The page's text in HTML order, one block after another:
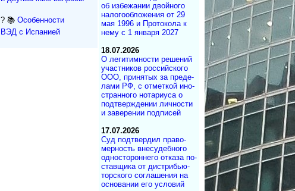
? 📚 Особенности
ВЭД с Испанией
об из­бе­жа­нии двой­но­го
на­ло­го­об­ло­же­ния от 29
мая 1996 и Про­то­ко­ла к
нему с 1 ян­ва­ря 2027
18.07.2026
О легитимности ре­ше­ний
участ­ни­ков рос­сий­ско­го
ООО, при­ня­тых за пре­де­
ла­ми РФ, с от­мет­кой ино­
ст­ран­но­го но­та­ри­у­са о
под­т­вер­ж­де­нии лич­но­с­ти
и за­ве­ре­нии под­писей
17.07.2026
Суд под­твер­дил пра­во­
мер­ность вне­су­деб­ного
од­но­сто­рон­не­го от­ка­за по­
с­тав­щика от дист­ри­бь­ю­
тор­с­ко­го со­г­ла­ше­ния на
ос­но­ва­нии его ус­ло­вий